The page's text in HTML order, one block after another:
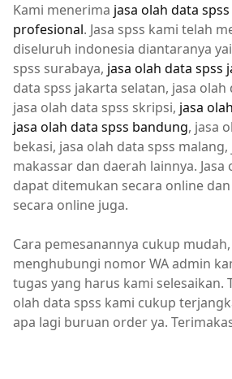
Kami menerima jasa olah data
profesional. Jasa spss kami telah
diseluruh indonesia diantaranya
spss surabaya, jasa olah data spss
data spss jakarta selatan, jasa olah
jasa olah data spss skripsi, jasa
jasa olah data spss bandung, jasa
bekasi, jasa olah data spss
makassar dan daerah lainnya. Jasa
dapat ditemukan secara online
secara online juga.
Cara pemesanannya cukup
menghubungi nomor WA admin
tugas yang harus kami selesaikan.
olah data spss kami cukup
apa lagi buruan order ya.